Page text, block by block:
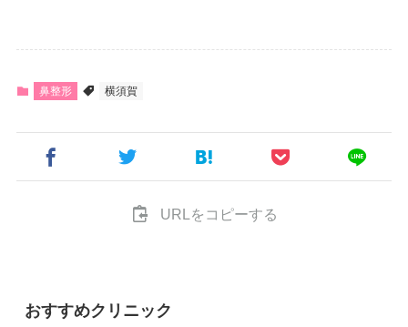
鼻整形 横須賀
URLをコピーする
おすすめクリニック